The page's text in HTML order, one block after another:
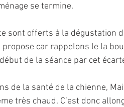
se termine.
sont offerts à la dégustation
car rappelons le la
de la séance par cet
de la santé de la chienne,
très chaud. C’est donc